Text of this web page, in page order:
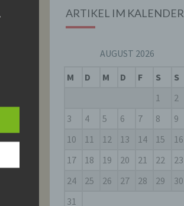
ARTIKEL IM KALENDER
AUGUST 2026
M
D M D F S
S
1
2
3
4 5 6 7 8
9
10
11 12 13 14 15
16
17
18 19 20 21 22
23
24
25 26 27 28 29
30
31